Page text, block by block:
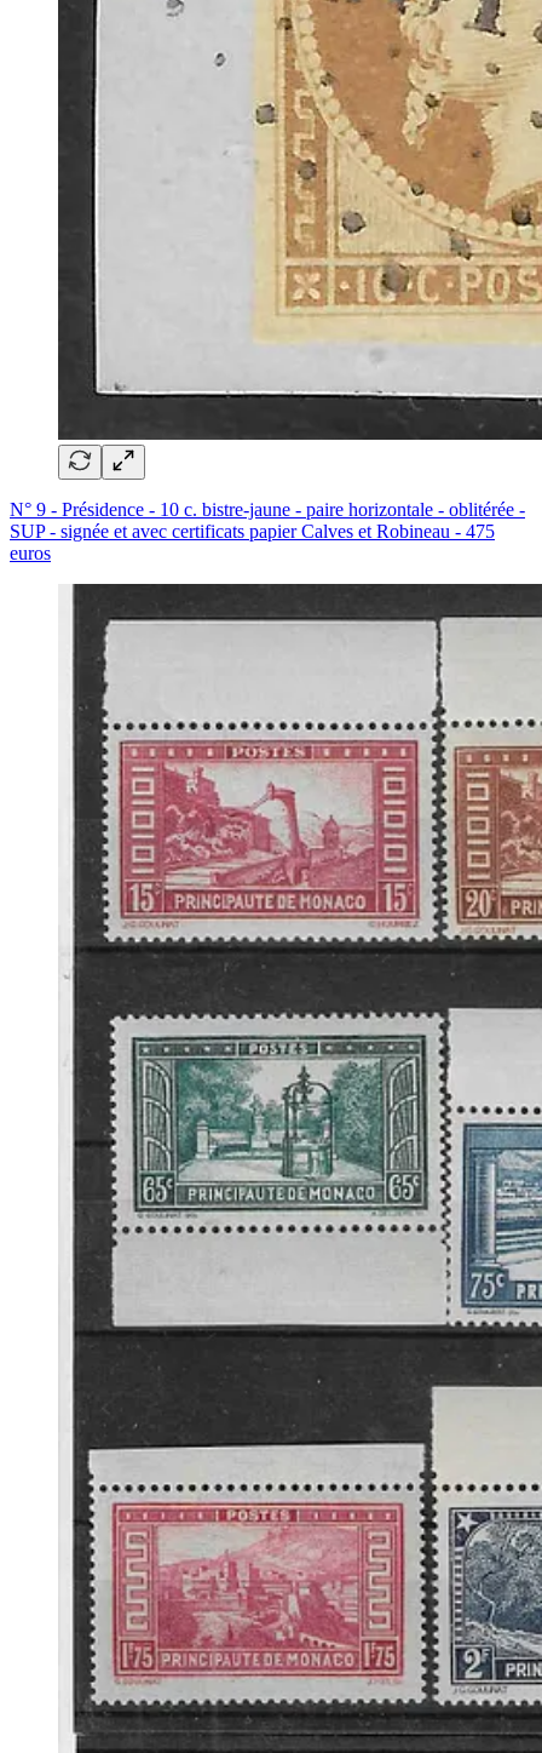
N° 9 - Présidence - 10 c. bistre-jaune - paire horizontale - oblitérée -
SUP - signée et avec certificats papier Calves et Robineau - 475
euros